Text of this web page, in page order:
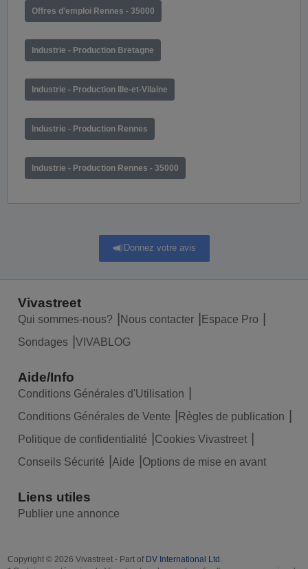
Offres d'emploi Rennes - 35000
Industrie - Production Bretagne
Industrie - Production Ille-et-Vilaine
Industrie - Production Rennes
Industrie - Production Rennes - 35000
Donnez votre avis
Vivastreet
Qui sommes-nous? Nous contacter
Espace Pro
Sondages
VIVABLOG
Aide/Info
Conditions Générales d'Utilisation
Conditions Générales de Vente
Règles de publication
Politique de confidentialité
Cookies Vivastreet
Conseils Sécurité
Aide Options de mise en avant
Liens utiles
Publier une annonce
Copyright © 2026 Vivastreet - Part of DV International Ltd .